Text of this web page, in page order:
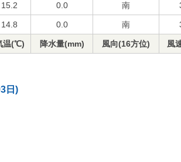
15.2 0.0 南
14.8 0.0 南
温(℃) 降水量(mm) 風向(16方位) 風
日)